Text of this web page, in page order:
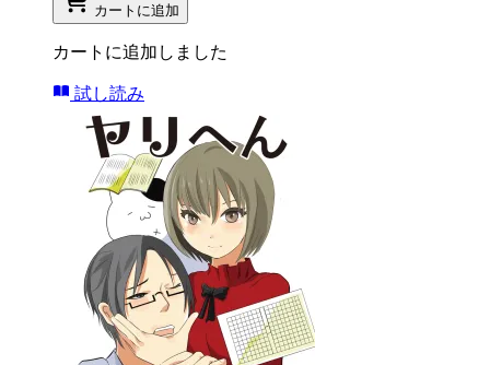
カートに追加
カートに追加しました
試し読み